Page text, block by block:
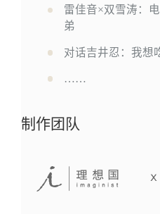
雷佳音×双雪涛：
弟
对话吉井忍：我想
……
制作团队